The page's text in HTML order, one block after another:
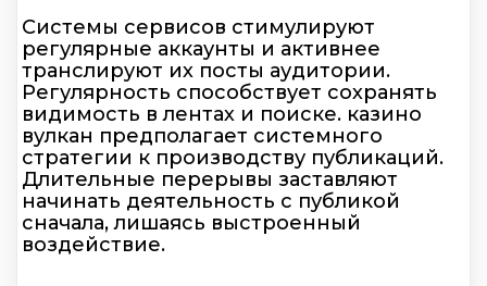
Системы сервисов стимулируют
регулярные аккаунты и активнее
транслируют их посты аудитории.
Регулярность способствует сохранять
видимость в лентах и поиске. казино
вулкан предполагает системного
стратегии к производству публикаций.
Длительные перерывы заставляют
начинать деятельность с публикой
сначала, лишаясь выстроенный
воздействие.